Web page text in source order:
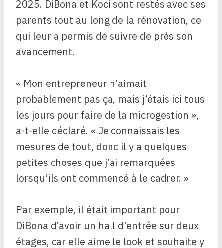
2025. DiBona et Koci sont restés avec ses
parents tout au long de la rénovation, ce
qui leur a permis de suivre de près son
avancement.
« Mon entrepreneur n’aimait
probablement pas ça, mais j’étais ici tous
les jours pour faire de la microgestion »,
a-t-elle déclaré. « Je connaissais les
mesures de tout, donc il y a quelques
petites choses que j’ai remarquées
lorsqu’ils ont commencé à le cadrer. »
Par exemple, il était important pour
DiBona d’avoir un hall d’entrée sur deux
étages, car elle aime le look et souhaite y